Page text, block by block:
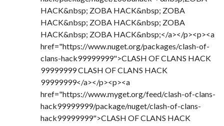
HACK&nbsp; ZOBA HACK&nbsp; ZOBA
HACK&nbsp; ZOBA HACK&nbsp; ZOBA
HACK&nbsp; ZOBA HACK&nbsp;</a></p><p><a
href="https://www.nuget.org/packages/clash-of-
clans-hack99999999">CLASH OF CLANS HACK
99999999 CLASH OF CLANS HACK
99999999</a></p><p><a
href="https://www.myget.org/feed/clash-of-clans-
hack99999999/package/nuget/clash-of-clans-
hack99999999">CLASH OF CLANS HACK